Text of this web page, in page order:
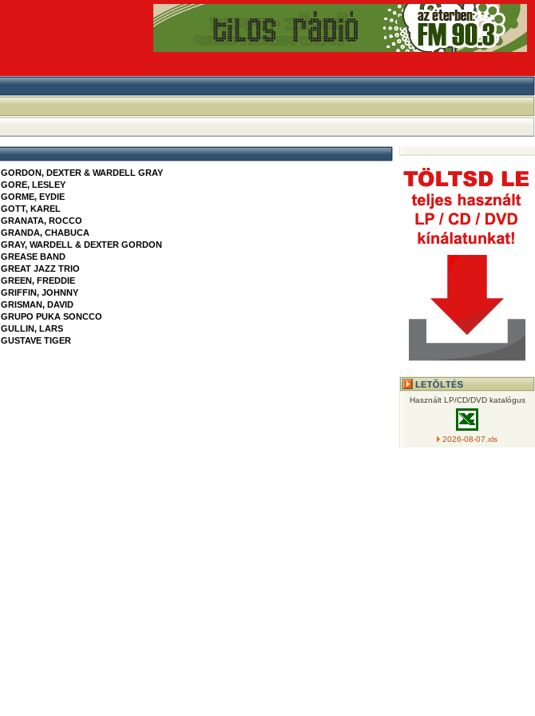
GORDON, DEXTER & WARDELL GRAY
GORE, LESLEY
GORME, EYDIE
GOTT, KAREL
GRANATA, ROCCO
GRANDA, CHABUCA
GRAY, WARDELL & DEXTER GORDON
GREASE BAND
GREAT JAZZ TRIO
GREEN, FREDDIE
GRIFFIN, JOHNNY
GRISMAN, DAVID
GRUPO PUKA SONCCO
GULLIN, LARS
GUSTAVE TIGER
Használt LP/CD/DVD katalógus
2026-08-07.xls